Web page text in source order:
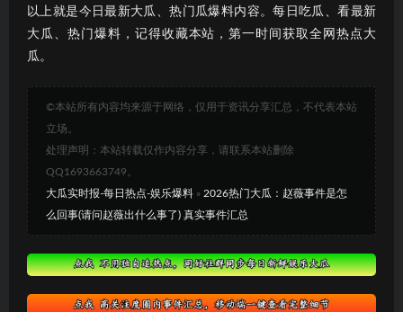
以上就是今日最新大瓜、热门瓜爆料内容。每日吃瓜、看最新
大瓜、热门爆料，记得收藏本站，第一时间获取全网热点大
瓜。
©本站所有内容均来源于网络，仅用于资讯分享汇总，不代表本站
立场。
处理声明：本站转载仅作内容分享，请联系本站删除
QQ1693663749。
大瓜实时报-每日热点-娱乐爆料 » 2026热门大瓜：赵薇事件是怎
么回事(请问赵薇出什么事了) 真实事件汇总